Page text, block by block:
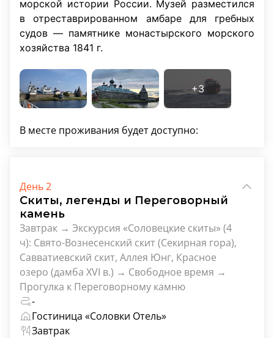
морской истории России. Музей разместился
в отреставрированном амбаре для гребных
судов — памятнике монастырского морского
хозяйства 1841 г.
В месте проживания будет доступно:
День 2
Скиты, легенды и Переговорный
камень
Завтрак → Экскурсия «Соловецкие скиты» (4
ч): Свято-Вознесенский скит (Секирная гора),
Савватиевский скит, Аллея Юнг, Красное
озеро (дамба XVI в.) → Свободное время →
Прогулка к Переговорному камню
-
Гостиница «Соловки Отель»
Завтрак